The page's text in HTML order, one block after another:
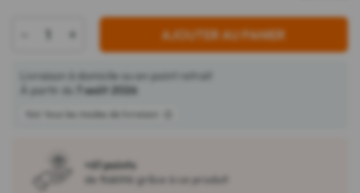
+ AJOUTER AU PANIER
Livraison à domicile ou en point retrait
À partir du
7 août 2026
Voir tous les modes de livraison
+61 points
de fidélité grâce à ce produit